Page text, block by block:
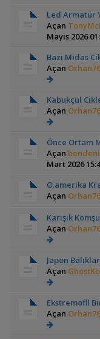
Led Armatür
Açan
Mayıs 2026
Bazı Midas
Açan Orhan76
Kabukçul
Açan Orhan76
Önce Ortam
Açan
Mart 2026
O.amerika
Açan Orhan76
Karışık
Açan Orhan76
Japon
Açan
Ekstremofil
Açan Orhan76